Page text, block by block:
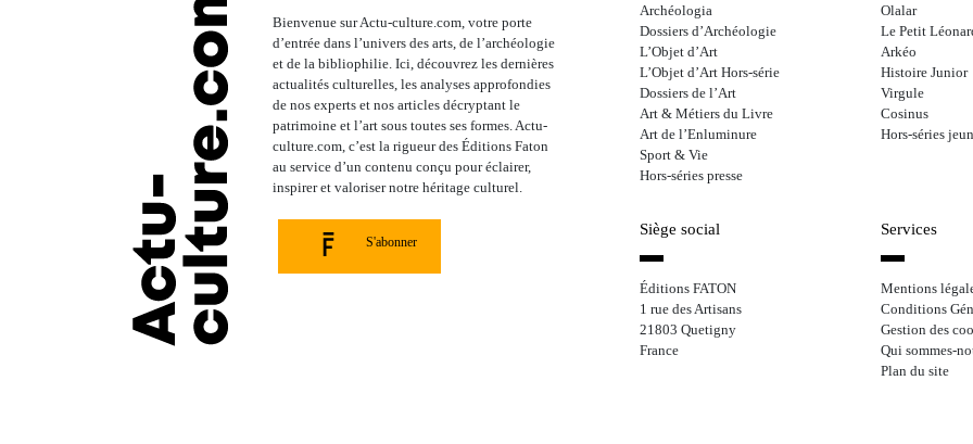
Bienvenue sur Actu-culture.com, votre porte
d’entrée dans l’univers des arts, de l’archéologie
et de la bibliophilie. Ici, découvrez les dernières
actualités culturelles, les analyses approfondies
de nos experts et nos articles décryptant le
patrimoine et l’art sous toutes ses formes. Actu-
culture.com, c’est la rigueur des Éditions Faton
au service d’un contenu conçu pour éclairer,
inspirer et valoriser notre héritage culturel.
S'abonner
Archéologia
Dossiers d’Archéologie
L’Objet d’Art
L’Objet d’Art Hors-série
Dossiers de l’Art
Art & Métiers du Livre
Art de l’Enluminure
Sport & Vie
Hors-séries presse
Olalar
Le Petit
Arkéo
Histoire Junior
Virgule
Cosinus
Hors-séries
Siège social
Éditions FATON
1 rue des Artisans
21803 Quetigny
France
Services
Mentions
Conditions
Gestion des
Qui sommes-
Plan du site